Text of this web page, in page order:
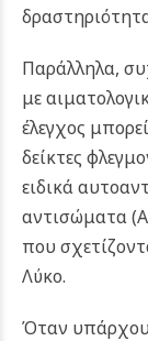
Παράλληλα,
με
έλεγχος
δείκτες
ειδικά
αντισώματα
που
Λύκο.
Όταν